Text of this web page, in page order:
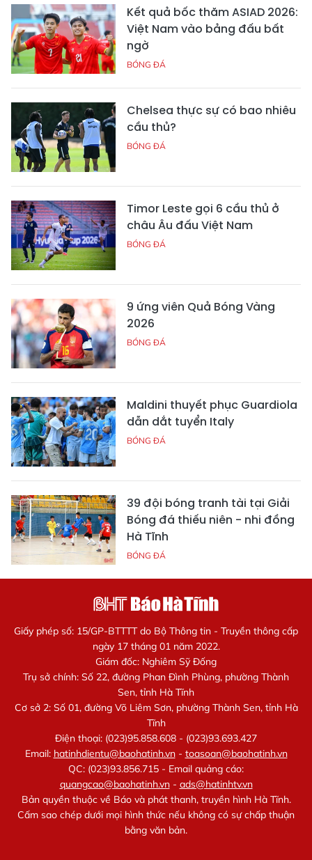
Kết quả bốc thăm ASIAD 2026:
Việt Nam vào bảng đấu bất
ngờ
BÓNG ĐÁ
Chelsea thực sự có bao nhiêu
cầu thủ?
BÓNG ĐÁ
Timor Leste gọi 6 cầu thủ ở
châu Âu đấu Việt Nam
BÓNG ĐÁ
9 ứng viên Quả Bóng Vàng
2026
BÓNG ĐÁ
Maldini thuyết phục Guardiola
dẫn dắt tuyển Italy
BÓNG ĐÁ
39 đội bóng tranh tài tại Giải
Bóng đá thiếu niên - nhi đồng
Hà Tĩnh
BÓNG ĐÁ
Giấy phép số: 15/GP-BTTTT do Bộ Thông tin - Truyền thông cấp
ngày 17 tháng 01 năm 2022.
Giám đốc: Nghiêm Sỹ Đống
Trụ sở chính: Số 22, đường Phan Đình Phùng, phường Thành
Sen, tỉnh Hà Tĩnh
Cơ sở 2: Số 01, đường Võ Liêm Sơn, phường Thành Sen, tỉnh Hà
Tĩnh
Điện thoại: (023)95.858.608 - (023)93.693.427
Email: hatinhdientu@baohatinh.vn- toasoan@baohatinh.vn
QC: (023)93.856.715 - Email quảng cáo:
quangcao@baohatinh.vn- ads@hatinhtv.vn
Bản quyền thuộc về Báo và phát thanh, truyền hình Hà Tĩnh.
Cấm sao chép dưới mọi hình thức nếu không có sự chấp thuận
bằng văn bản.